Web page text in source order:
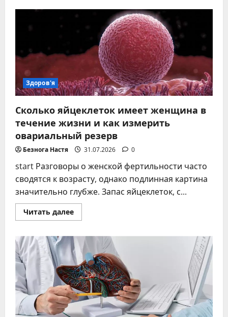
во
время
или
польза
Здоров'я
Сколько яйцеклеток имеет женщина в
течение жизни и как измерить
овариальный резерв
Безнога Настя 31.07.2026 0
start Разговоры о женской фертильности часто
сводятся к возрасту, однако подлинная картина
значительно глубже. Запас яйцеклеток, с...
Читать далееПрочитать
больше
яйцеклеток
имеет
женщина
в
течение
жизни
и
как
измерить
овариальный
резерв